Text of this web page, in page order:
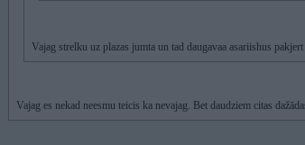
Vajag strelku uz plazas jumta un tad daugavaa asariishus pakjert
Vajag es nekad neesmu teicis ka nevajag. Bet daudziem citas